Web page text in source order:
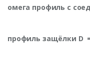
омега профиль с
профиль защёлки D